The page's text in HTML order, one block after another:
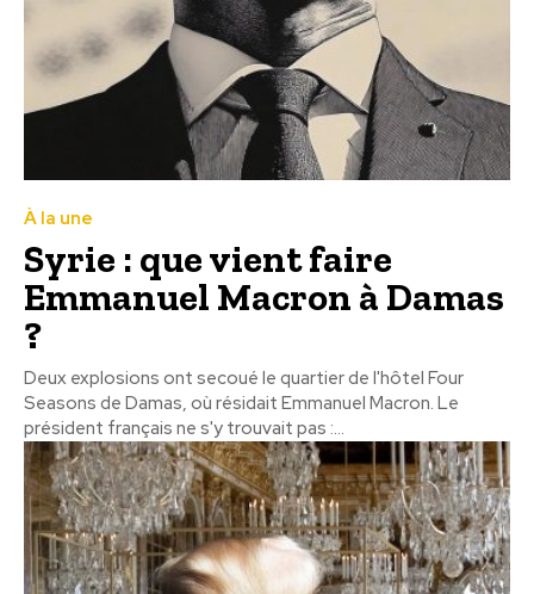
À la une
Syrie : que vient faire
Emmanuel Macron à Damas
?
Deux explosions ont secoué le quartier de l'hôtel Four
Seasons de Damas, où résidait Emmanuel Macron. Le
président français ne s'y trouvait pas :...